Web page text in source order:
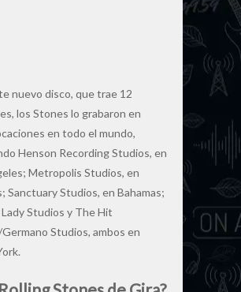
nuevo disco, que trae 12
los Stones lo grabaron en
en todo el mundo,
Henson Recording Studios, en
Metropolis Studios, en
Sanctuary Studios, en Bahamas;
Studios y The Hit
Studios, ambos en